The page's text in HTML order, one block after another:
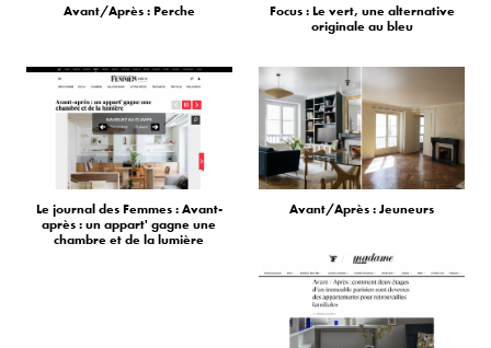
Avant/Après : Perche
Focus : Le vert, une alternative
originale au bleu
Le journal des Femmes : Avant-
après : un appart' gagne une
chambre et de la lumière
Avant/Après : Jeuneurs